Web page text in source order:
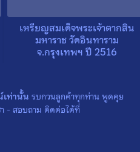
เหรียญสมเด็จพระเจ้าตากสิน
มหาราช วัดอินทาราม
จ.กรุงเทพฯ ปี 2516
เท่านั้น รบกวนลูกค้าทุกท่าน พูดคุย
- สอบถาม ติดต่อได้ที่